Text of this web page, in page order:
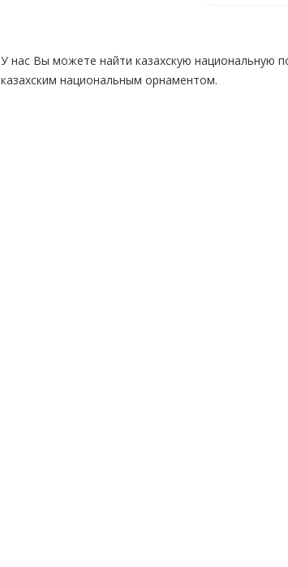
У нас Вы можете найти казахскую национальную
казахским национальным орнаментом.